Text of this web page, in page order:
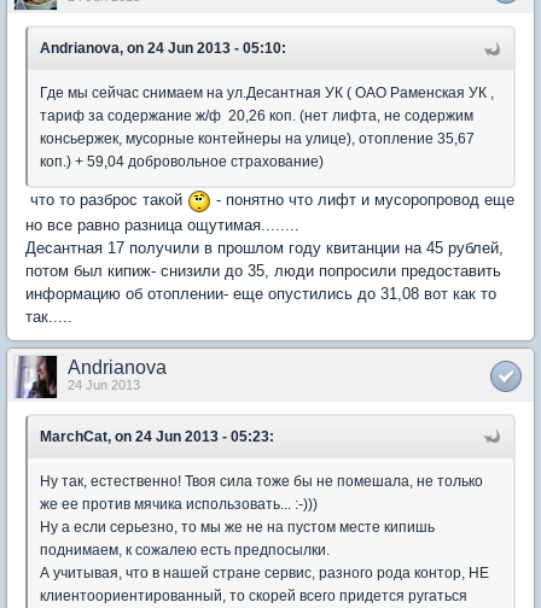
Andrianova, on 24 Jun 2013 - 05:10:
Где мы сейчас снимаем на ул.Десантная УК ( ОАО Раменская УК ,
тариф за содержание ж/ф 20,26 коп. (нет лифта, не содержим
консьержек, мусорные контейнеры на улице), отопление 35,67
коп.) + 59,04 добровольное страхование)
что то разброс такой
- понятно что лифт и мусоропровод еще
но все равно разница ощутимая........
Десантная 17 получили в прошлом году квитанции на 45 рублей,
потом был кипиж- снизили до 35, люди попросили предоставить
информацию об отоплении- еще опустились до 31,08 вот как то
так.....
Andrianova
24 Jun 2013
MarchCat, on 24 Jun 2013 - 05:23:
Ну так, естественно! Твоя сила тоже бы не помешала, не только
же ее против мячика использовать... :-)))
Ну а если серьезно, то мы же не на пустом месте кипишь
поднимаем, к сожалею есть предпосылки.
А учитывая, что в нашей стране сервис, разного рода контор, НЕ
клиентоориентированный, то скорей всего придется ругаться